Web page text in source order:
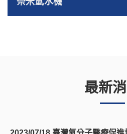
最新
2023/07/18 臺灣氫分子醫療促